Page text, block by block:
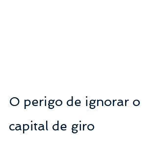
O perigo de ignorar o
capital de giro